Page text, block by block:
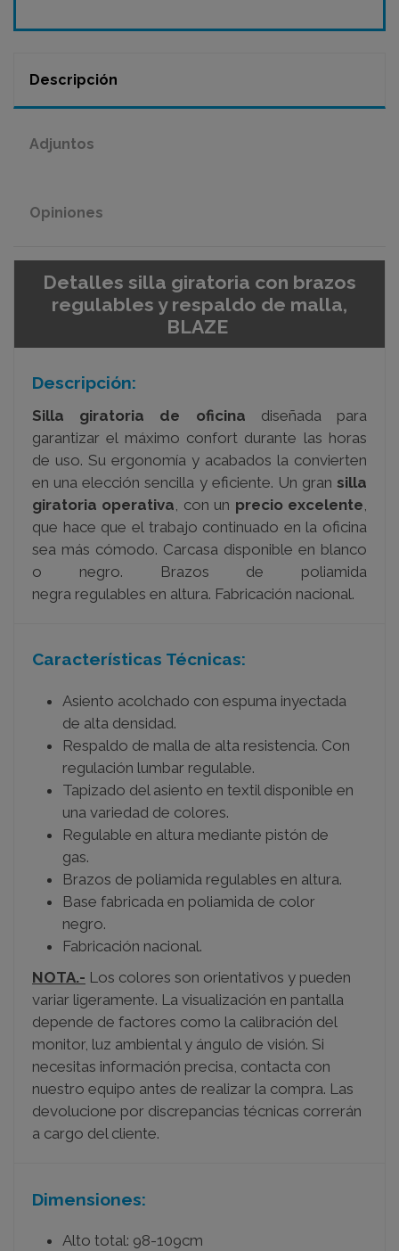
Descripción
Adjuntos
Opiniones
Detalles silla giratoria con brazos
regulables y respaldo de malla,
BLAZE
Descripción:
Silla giratoria de oficina diseñada para
garantizar el máximo confort durante las horas
de uso. Su ergonomía y acabados la convierten
en una elección sencilla y eficiente. Un gran silla
giratoria operativa , con un precio excelente
que hace que el trabajo continuado en la oficina
sea más cómodo. Carcasa disponible en blanco
o negro. Brazos de poliamida
negra regulables en altura. Fabricación nacional.
Características Técnicas:
Asiento acolchado con espuma inyectada
de alta densidad.
Respaldo de malla de alta resistencia. Con
regulación lumbar regulable.
Tapizado del asiento en textil disponible en
una variedad de colores.
Regulable en altura mediante pistón de
gas.
Brazos de poliamida regulables en altura.
Base fabricada en poliamida de color
negro.
Fabricación nacional.
NOTA.- Los colores son orientativos y pueden
variar ligeramente. La visualización en pantalla
depende de factores como la calibración del
monitor, luz ambiental y ángulo de visión. Si
necesitas información precisa, contacta con
nuestro equipo antes de realizar la compra. Las
devolucione por discrepancias técnicas correrán
a cargo del cliente.
Dimensiones:
Alto total: 98-109cm